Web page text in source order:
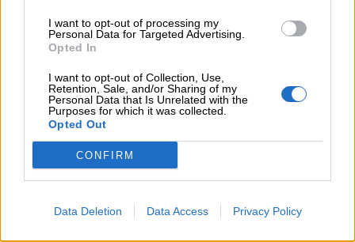
I want to opt-out of processing my
Personal Data for Targeted Advertising.
Opted In
I want to opt-out of Collection, Use,
Retention, Sale, and/or Sharing of my
Personal Data that Is Unrelated with the
Purposes for which it was collected.
Opted Out
CONFIRM
Data Deletion Data Access Privacy Policy
Opiniones Cineteca en Familia - El recuerdo de
Marnie